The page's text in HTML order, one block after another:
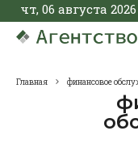
чт, 06 августа 2026
Главная финансовое